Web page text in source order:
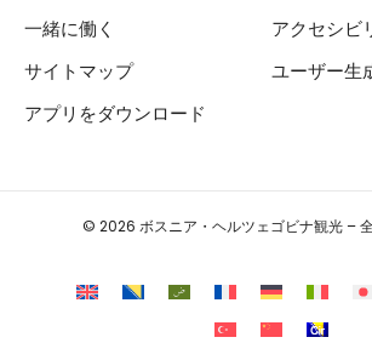
一緒に働く
サイトマップ
アプリをダウンロード
アクセシビ
ユーザー生
© 2026 ボスニア・ヘルツェゴビナ観光 – 全